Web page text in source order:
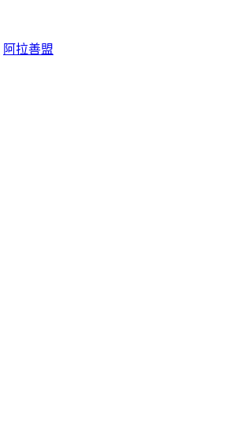
阿拉善盟